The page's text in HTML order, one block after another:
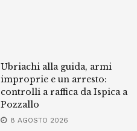
Ubriachi alla guida, armi
improprie e un arresto:
controlli a raffica da Ispica a
Pozzallo
8 AGOSTO 2026